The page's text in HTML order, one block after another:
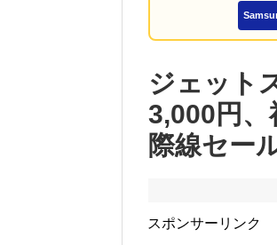
ジェット
3,000円、
際線セー
スポンサーリンク